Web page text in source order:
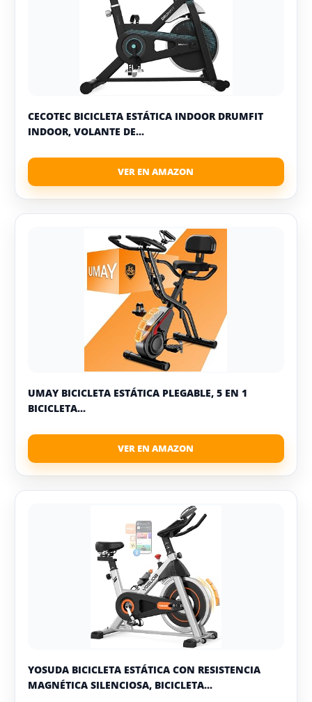
CECOTEC BICICLETA ESTÁTICA INDOOR DRUMFIT
INDOOR, VOLANTE DE...
UMAY BICICLETA ESTÁTICA PLEGABLE, 5 EN 1
BICICLETA...
YOSUDA BICICLETA ESTÁTICA CON RESISTENCIA
MAGNÉTICA SILENCIOSA, BICICLETA...